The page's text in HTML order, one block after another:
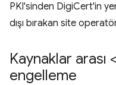
PKI'sinden DigiCert'in
dışı bırakan site
Kaynaklar arası
engelleme